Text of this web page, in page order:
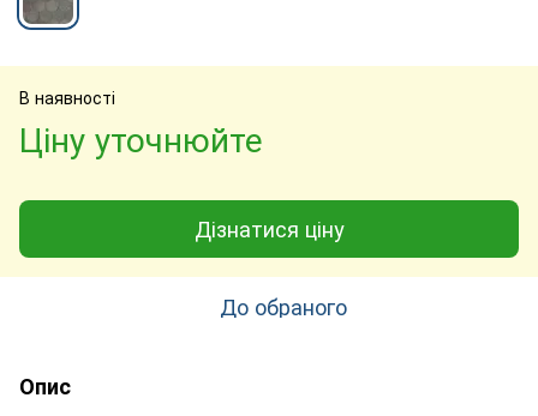
В наявності
Ціну уточнюйте
Дізнатися ціну
До обраного
Опис